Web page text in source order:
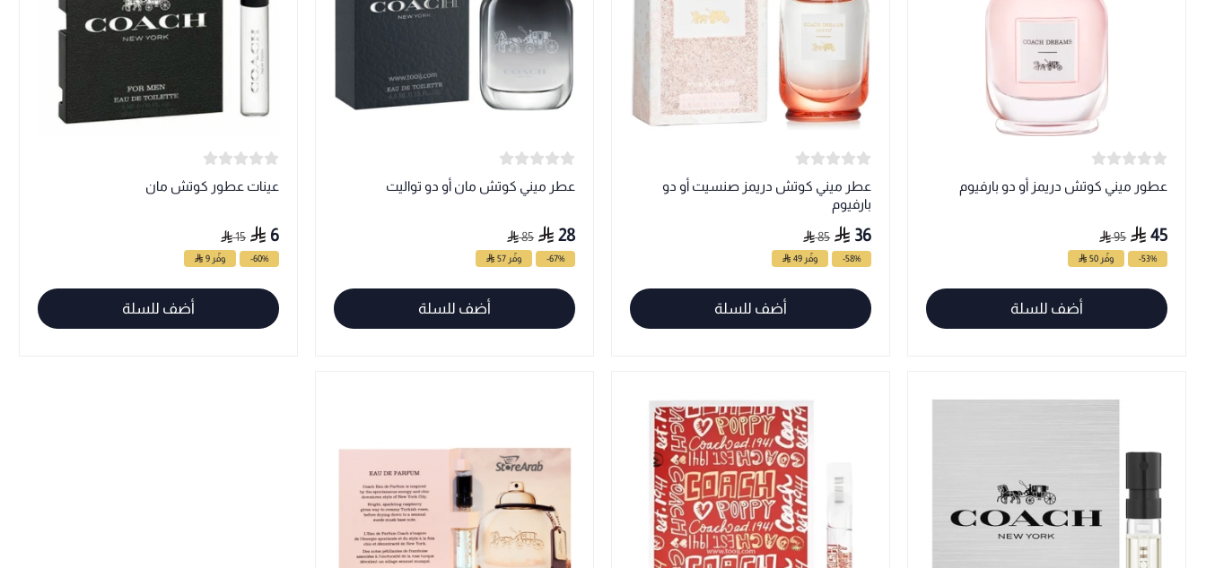
عطور ميني كوتش دريمز أو دو بارفيوم
45
95
-53% وفّر 50
أضف للسلة
عطر ميني كوتش دريمز صنسيت أو دو
بارفيوم
36
85
-58% وفّر 49
أضف للسلة
عطر ميني كوتش مان أو دو تواليت
28
85
-67% وفّر 57
أضف للسلة
عينات عطور كوتش مان
6
15
-60% وفّر 9
أضف للسلة